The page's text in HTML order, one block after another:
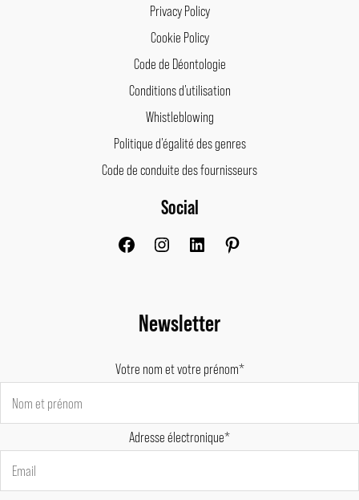
Privacy Policy
Cookie Policy
Code de Déontologie
Conditions d’utilisation
Whistleblowing
Politique d’égalité des genres
Code de conduite des fournisseurs
Social
FacebookInstagram
Newsletter
Votre nom et votre prénom*
Adresse électronique*